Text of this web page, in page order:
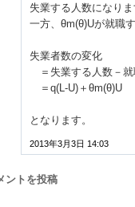
失業する人数になりま
一方、θm(θ)Uが就職
失業者数の変化
＝失業する人数－就
＝q(L-U)＋θm(θ)U
となります。
2013年3月3日 14:03
ントを投稿